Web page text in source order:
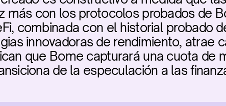
más con los protocolos probados de
combinada con el historial probado
innovadoras de rendimiento, atrae
que Bome capturará una cuota de
de la especulación a las